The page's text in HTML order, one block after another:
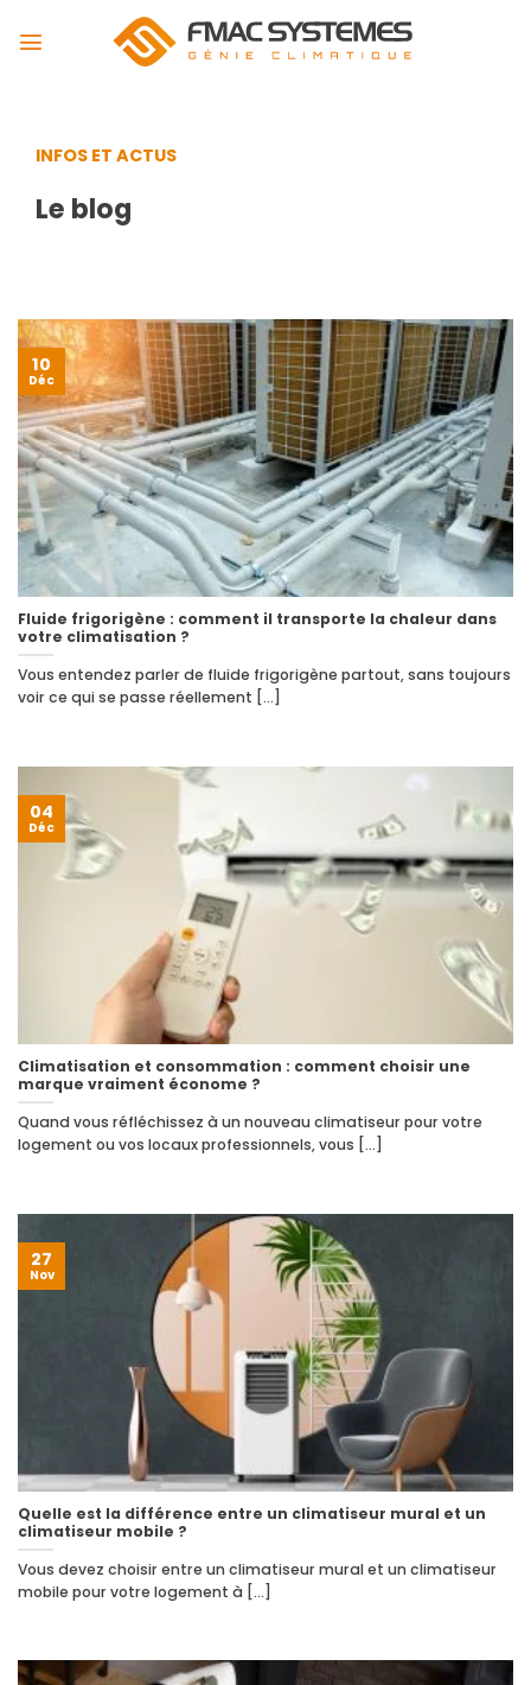
au
INFOS ET ACTUS
Le blog
Fluide frigorigène : comment il transporte la chaleur dans
votre climatisation ?
Vous entendez parler de fluide frigorigène partout, sans toujours
voir ce qui se passe réellement [...]
10
Déc
Climatisation et consommation : comment choisir une
marque vraiment économe ?
Quand vous réfléchissez à un nouveau climatiseur pour votre
logement ou vos locaux professionnels, vous [...]
04
Déc
Quelle est la différence entre un climatiseur mural et un
climatiseur mobile ?
Vous devez choisir entre un climatiseur mural et un climatiseur
mobile pour votre logement à [...]
27
Nov